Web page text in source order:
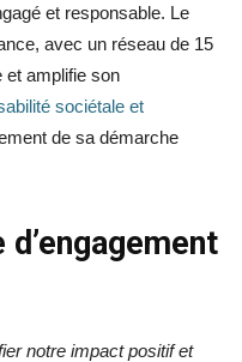
et responsable. Le
avec un réseau de 15
et amplifie son
sociétale et
de sa démarche
notre impact positif et